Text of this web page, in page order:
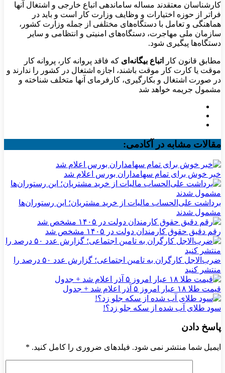
کارشناسان معتقدند مساله ساماندهی اتباع خارجی و اشتغال آنها
فراتر از حوزه اختیارات و وظایف وزارت کار است و باید در
هماهنگی و تعامل با دستگاه‌های مختلفی از جمله وزارت کشور،
سازمان ملی مهاجرت، دستگاه‌های امنیتی و انتظامی و سایر
دستگاه‌ها پیگیری شود.
مطابق قانون کار اتباع بیگانه‌ای که فاقد پروانه کار، پروانه کار
موقت یا کارت کار موقت باشند، اجازه اشتغال در کشور را ندارند و
در صورت اشتغال و بکارگیری، کارفرمای آنها متخلف شناخته و
مشمول جریمه خواهد شد
مقالات مشابه در آکادمی:
خبر خوش برای تمام سهامداران بورس اعلام شد
برداشت علی‌الحساب مالیات از خرید مشتریان؛ این رستوران‌ها
مشمول شدند
رقم دقیق حقوق کارمندان دولت در ۱۴۰۵ مشخص شد
ضرب‌الاجل کارگران به تامین اجتماعی؛ گزارش عدد ۵۰ درصد را
منتشر کنید
قیمت طلا ۱۸ عیار امروز ۵ آذر اعلام شد + جدول
سود طلای آب شده از سکه جلو زد؟!
پاسخ دادن
ایمیل شما منتشر نمی شود. فیلدهای ضروری را کامل کنید. *